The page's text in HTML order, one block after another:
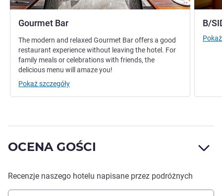
Gourmet Bar
The modern and relaxed Gourmet Bar offers a good
restaurant experience without leaving the hotel. For
family meals or celebrations with friends, the
delicious menu will amaze you!
Pokaż szczegóły
B/
OCENA GOŚCI
Recenzje naszego hotelu napisane przez podróżnych